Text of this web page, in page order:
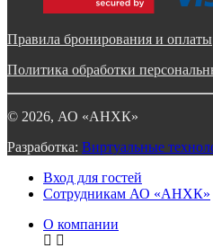
Правила бронирования и оплаты
Политика обработки
© 2026, АО «АНХК»
Разработка: Виртуальные
Вход для гостей
Сотрудникам АО «АНХК»
О компании